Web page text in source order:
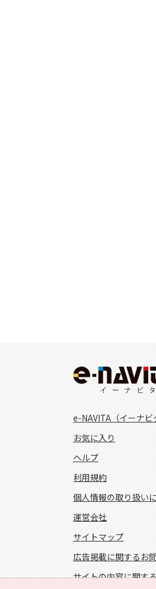
e-NAVITA（イーナビ
お気に入り
ヘルプ
利用規約
個人情報の取り扱い
運営会社
サイトマップ
広告掲載に関するお
サイトの内容に関す